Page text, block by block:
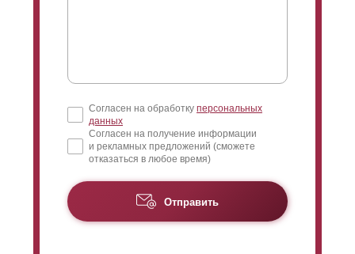
Согласен на обработку персональных
данных
Согласен на получение информации
и рекламных предложений (сможете
отказаться в любое время)
Отправить